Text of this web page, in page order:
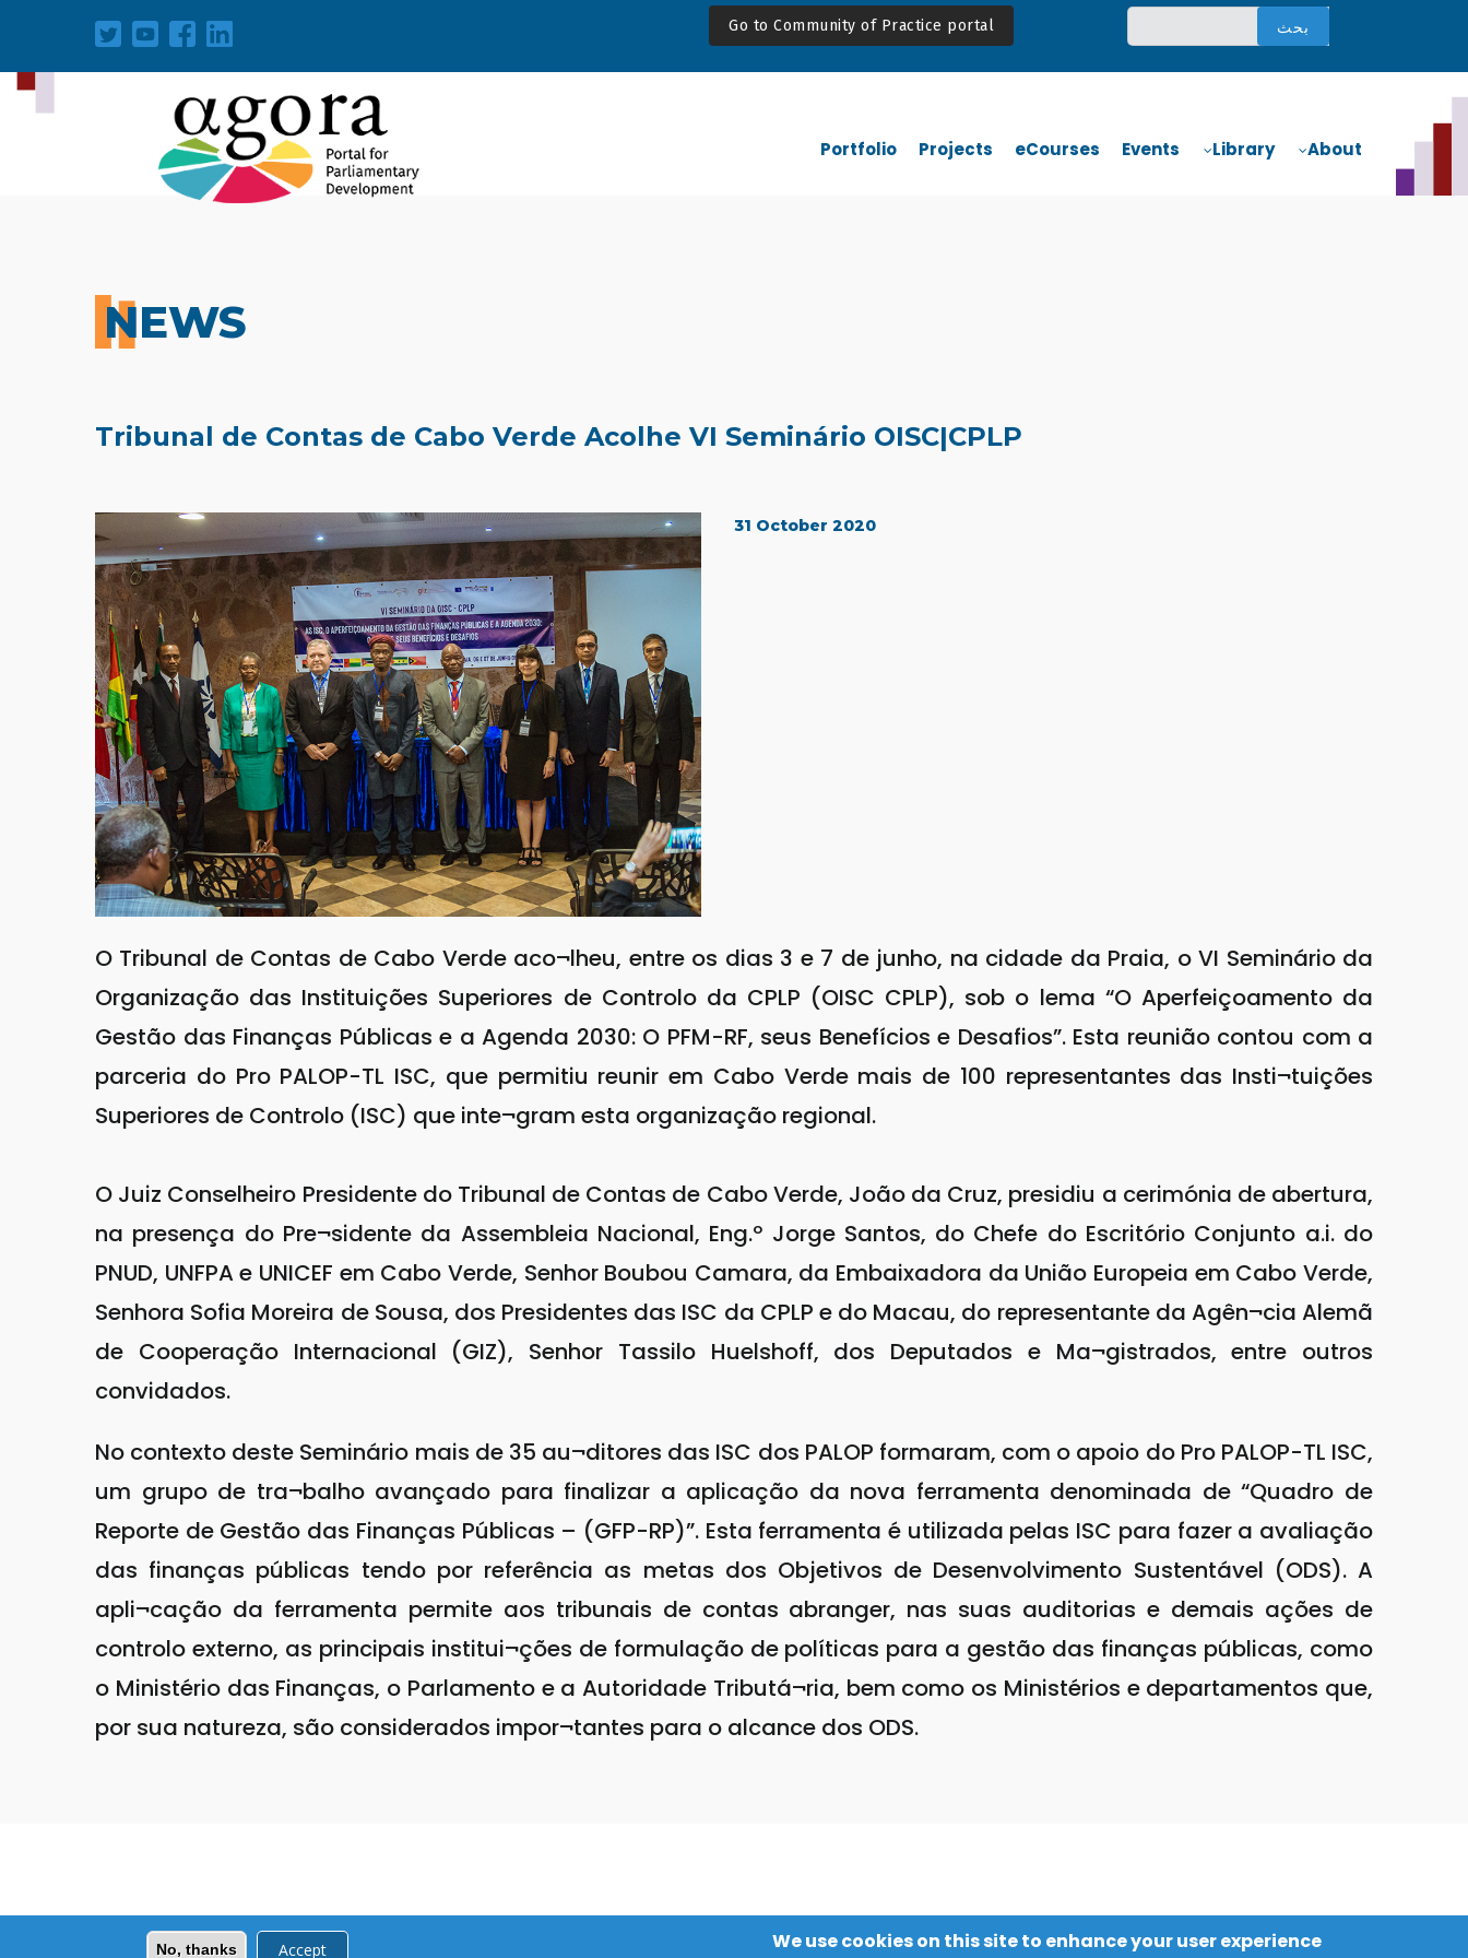
المحتوى
الرئيسي
Go to Community of Practice portal
Navigation
About
Library
Events
eCourses
Projects
Portfolio
NEWS
Tribunal de Contas de Cabo Verde Acolhe VI Seminário OISC|CPLP
31 October 2020
O Tribunal de Contas de Cabo Verde aco¬lheu, entre os dias 3 e 7 de junho, na cidade da Praia, o VI Seminário da
Organização das Instituições Superiores de Controlo da CPLP (OISC CPLP), sob o lema “O Aperfeiçoamento da
Gestão das Finanças Públicas e a Agenda 2030: O PFM-RF, seus Benefícios e Desafios”. Esta reunião contou com a
parceria do Pro PALOP-TL ISC, que permitiu reunir em Cabo Verde mais de 100 representantes das Insti¬tuições
Superiores de Controlo (ISC) que inte¬gram esta organização regional.
O Juiz Conselheiro Presidente do Tribunal de Contas de Cabo Verde, João da Cruz, presidiu a cerimónia de abertura,
na presença do Pre¬sidente da Assembleia Nacional, Eng.º Jorge Santos, do Chefe do Escritório Conjunto a.i. do
PNUD, UNFPA e UNICEF em Cabo Verde, Senhor Boubou Camara, da Embaixadora da União Europeia em Cabo Verde,
Senhora Sofia Moreira de Sousa, dos Presidentes das ISC da CPLP e do Macau, do representante da Agên¬cia Alemã
de Cooperação Internacional (GIZ), Senhor Tassilo Huelshoff, dos Deputados e Ma¬gistrados, entre outros
convidados.
No contexto deste Seminário mais de 35 au¬ditores das ISC dos PALOP formaram, com o apoio do Pro PALOP-TL ISC,
um grupo de tra¬balho avançado para finalizar a aplicação da nova ferramenta denominada de “Quadro de
Reporte de Gestão das Finanças Públicas – (GFP-RP)”. Esta ferramenta é utilizada pelas ISC para fazer a avaliação
das finanças públicas tendo por referência as metas dos Objetivos de Desenvolvimento Sustentável (ODS). A
apli¬cação da ferramenta permite aos tribunais de contas abranger, nas suas auditorias e demais ações de
controlo externo, as principais institui¬ções de formulação de políticas para a gestão das finanças públicas, como
o Ministério das Finanças, o Parlamento e a Autoridade Tributá¬ria, bem como os Ministérios e departamentos que,
por sua natureza, são considerados impor¬tantes para o alcance dos ODS.
We use cookies on this site to enhance your user experience
Accept
No, thanks